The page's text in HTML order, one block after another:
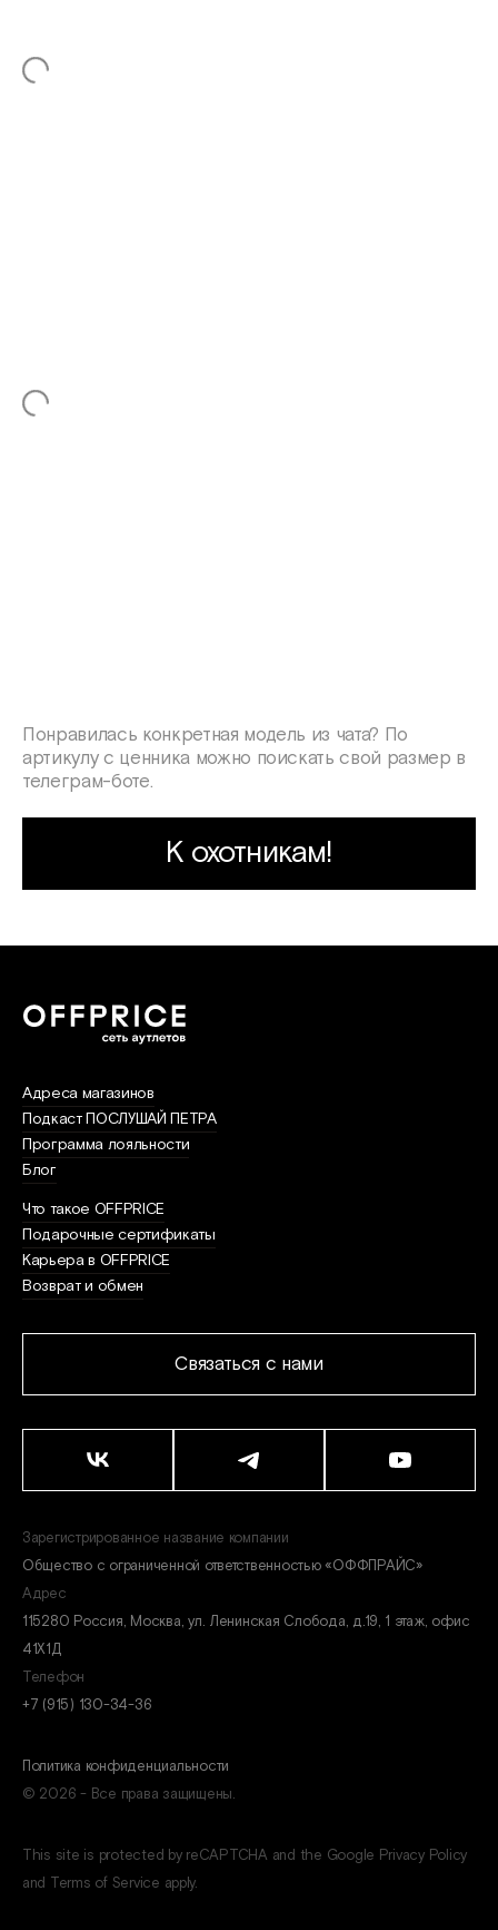
Понравилась конкретная модель из чата? По
артикулу с ценника можно поискать свой размер в
телеграм-боте.
К охотникам!
Политика конфиденциальности
© 2026 - Все права защищены.
This site is protected by reCAPTCHA and the Google Privacy Policy
and Terms of Service apply.
Связаться с нами
Зарегистрированное название компании
Общество с ограниченной ответственностью «ОФФПРАЙС»
Адрес
115280 Россия, Москва, ул. Ленинская Слобода, д.19, 1 этаж, офис
41Х1Д
Телефон
+7 (915) 130-34-36
Адреса магазинов
Подкаст ПОСЛУШАЙ ПЕТРА
Программа лояльности
Блог
Что такое OFFPRICE
Подарочные сертификаты
Карьера в OFFPRICE
Возврат и обмен